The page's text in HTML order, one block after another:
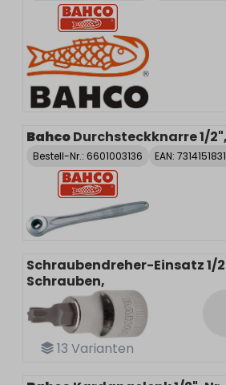
BahcoDurchsteckknarre 1/
Bestell-Nr.: 6601003136 EAN:
13 Varianten
Schraubendreher-Einsatz 1/
Schrauben,